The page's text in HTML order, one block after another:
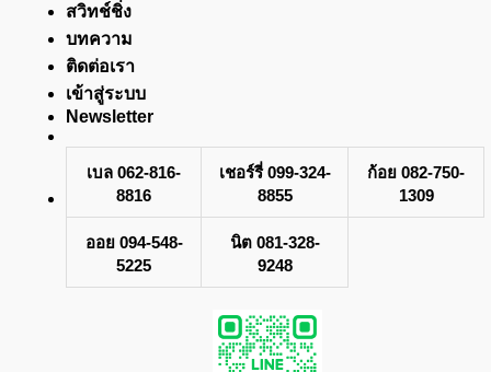
สวิทช์ชิ่ง
บทความ
ติดต่อเรา
เข้าสู่ระบบ
Newsletter
เบล 062-816-
8816
เชอร์รี่ 099-324-
8855
ก้อย 082-750-
1309
ออย 094-548-
5225
นิต 081-328-
9248